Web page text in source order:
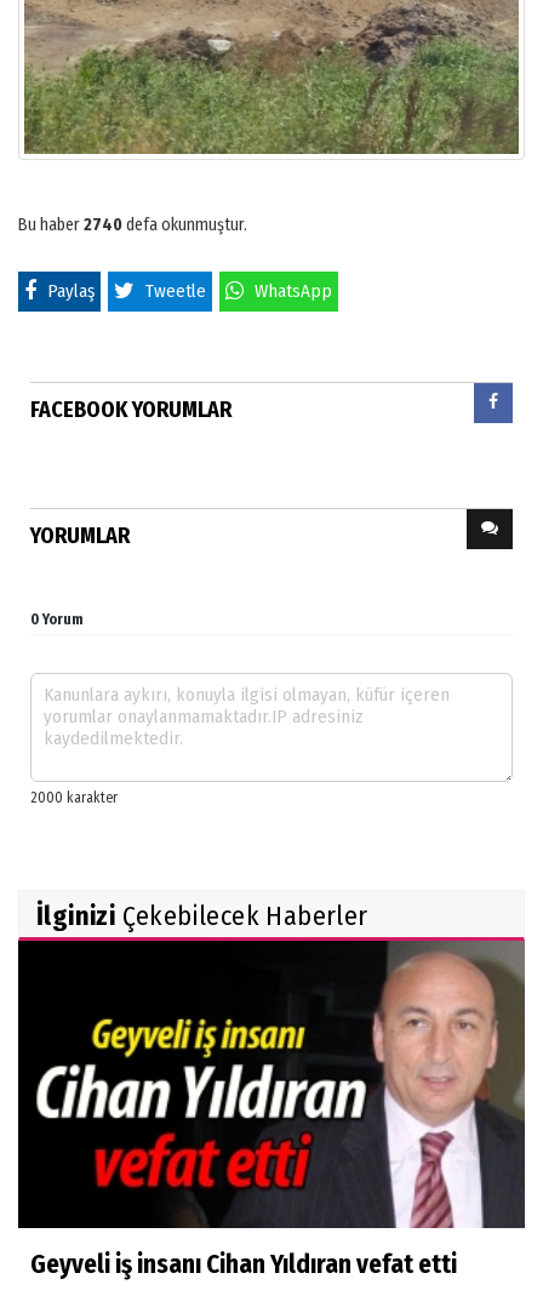
Bu haber2740defa okunmuştur.
Paylaş Tweetle WhatsApp
FACEBOOK YORUMLAR
YORUMLAR
0 Yorum
İlginizi Çekebilecek Haberler
Geyveli iş insanı Cihan Yıldıran vefat etti